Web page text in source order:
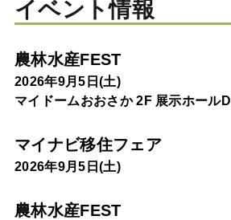
イベント情報
農林水産FEST
2026年9月5日(土)
マイドームおおさか 2F 展示ホールD
マイナビ移住フェア
2026年9月5日(土)
農林水産FEST